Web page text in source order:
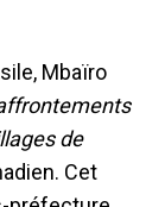
Mbaïro
de
Cet